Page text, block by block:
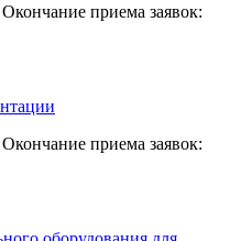
приема заявок:
приема заявок: